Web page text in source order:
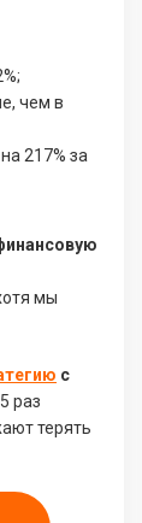
чем в
217% за
мы
с
раз
терять